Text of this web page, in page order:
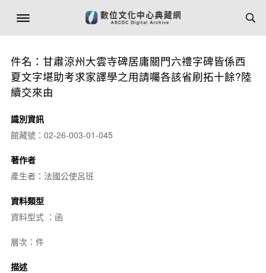
件名：甘肅涼州大雲寺碑居庸關門六禮字碑皆係西
夏文字堪助考求家譯學之用請囑各該省刷拓十餘?陸
續交來由
識別資訊
館藏號：02-26-003-01-045
著作者
產生者：法國公使呂班
資料類型
資料型式 ：函
層次：件
描述